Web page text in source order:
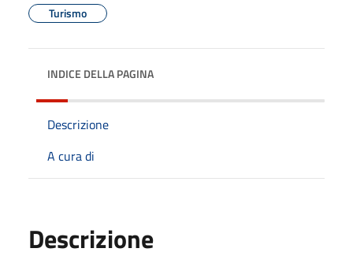
Turismo
INDICE DELLA PAGINA
Descrizione
A cura di
Descrizione